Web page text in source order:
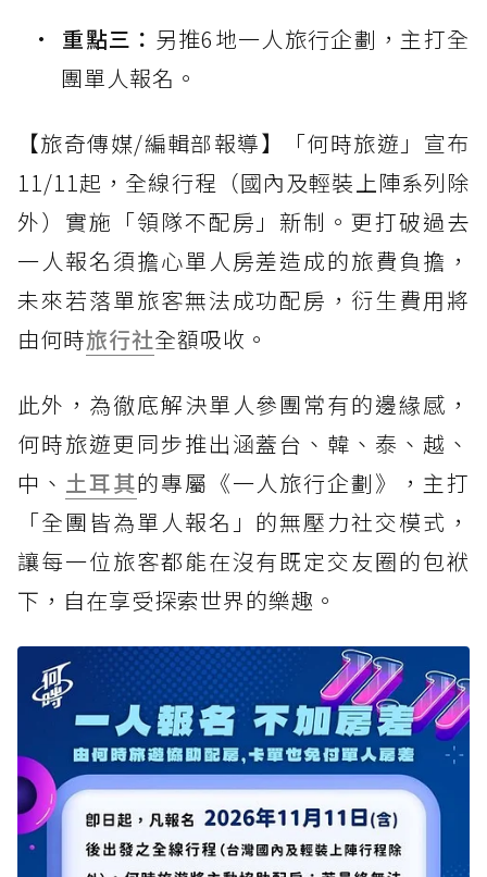
重點三： 另推6地一人旅行企劃，主打全
團單人報名。
【旅奇傳媒/編輯部報導】「何時旅遊」宣布
11/11起，全線行程（國內及輕裝上陣系列除
外）實施「領隊不配房」新制。更打破過去
一人報名須擔心單人房差造成的旅費負擔，
未來若落單旅客無法成功配房，衍生費用將
由何時旅行社全額吸收。
此外，為徹底解決單人參團常有的邊緣感，
何時旅遊更同步推出涵蓋台、韓、泰、越、
中、 土耳其的專屬《一人旅行企劃》，主打
「全團皆為單人報名」的無壓力社交模式，
讓每一位旅客都能在沒有既定交友圈的包袱
下，自在享受探索世界的樂趣。